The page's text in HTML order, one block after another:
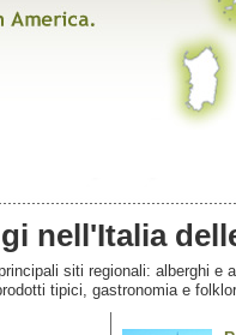
nell'Italia
siti regionali: alberghi e
tipici, gastronomia e